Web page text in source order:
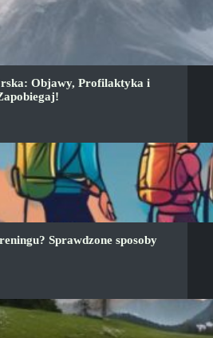
Objawy, Profilaktyka i
Sprawdzone sposoby